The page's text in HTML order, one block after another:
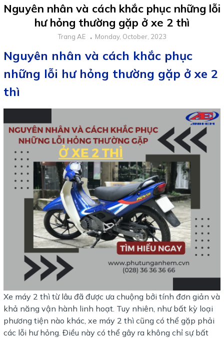
Nguyên nhân và cách khắc phục những lỗi
hư hỏng thường gặp ở xe 2 thì
Trang AE Monday, October, 2023
Nguyên nhân và cách khắc phục
những lỗi hư hỏng thường gặp ở xe 2
thì
Xe máy 2 thì từ lâu đã được ưa chuộng bởi tính đơn giản và
khả năng vận hành linh hoạt. Tuy nhiên, như bất kỳ loại
phương tiện nào khác, xe máy 2 thì cũng có thể gặp phải
các lỗi hư hỏng. Điều này có thể gây ra không chỉ sự bất